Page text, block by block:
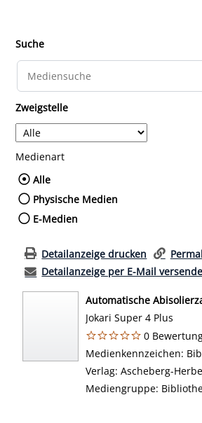
Suche
Zweigstelle
Medienart
Wählen Sie die Medienart
Alle
Physische Medien
E-Medien
Detailanzeige drucken
Detailanzeige per E-Mail
Automatische
Jokari Super 4 Plus
0
Suche nach diesem
Medienkennzeichen:
Verlag: Ascheberg-
Mediengruppe: